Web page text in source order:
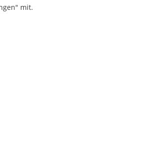
mit.